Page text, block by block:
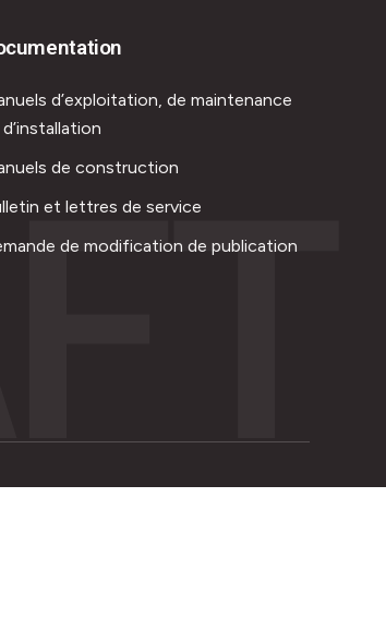
d’exploitation, de maintenance
de construction
et lettres de service
de modification de publication